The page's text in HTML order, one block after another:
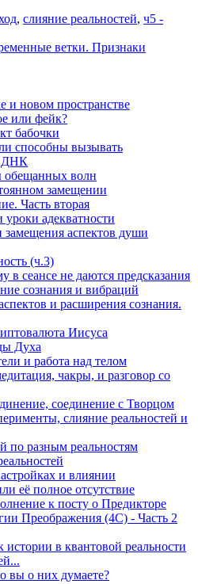
, слияние реальностей, ч5 -
ветки. Признаки
и новом пространстве
или фейк?
бабочки
способны вызывать
ДНК
обещанных волн
замещении
Часть вторая
адекватности
аспектов души
(ч.3)
в сеансе не даются предсказания
сознания и вибраций
и расширения сознания.
Иисуса
Духа
и работа над телом
чакры, и разговор со
соединение с Творцом
слияние реальностей и
по разным реальностям
и влиянии
её полное отсутствие
к посту о Предикторе
Преображения (4С) - Часть 2
истории в квантовой реальности
вы о них думаете?